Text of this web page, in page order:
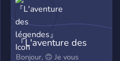
Community Manager
Ubisoft Montréal, il y a des
tuto farm adn/codex,
histoire & event ! N’hésitez
pas à rejoindre la Confrérie.
『L'aventure des
légendes』
Bonjour, 🙃 Je vous